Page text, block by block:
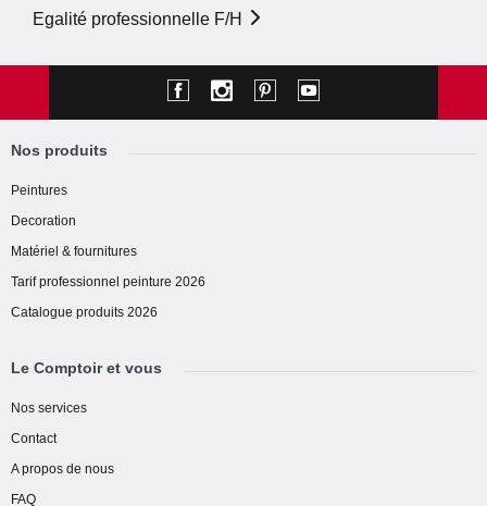
Egalité professionnelle F/H
Nos produits
Peintures
Decoration
Matériel & fournitures
Tarif professionnel peinture 2026
Catalogue produits 2026
Le Comptoir et vous
Nos services
Contact
A propos de nous
FAQ